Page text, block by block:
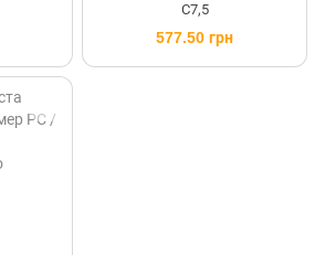
C7,5
577.50 грн